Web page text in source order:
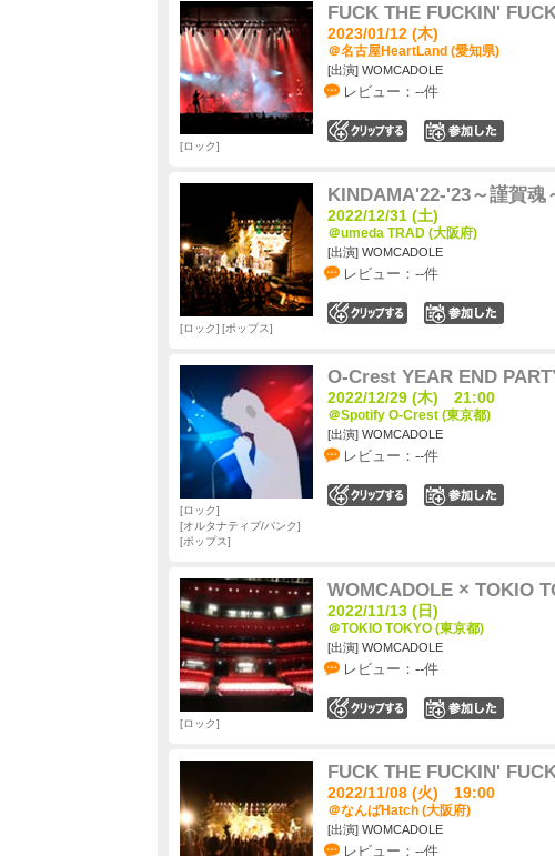
FUCK THE FUCKIN'
2023/01/12 (木)
＠名古屋HeartLand (愛知県)
[出演] WOMCADOLE
レビュー：--件
ロック
KINDAMA'22-'23～謹賀魂
2022/12/31 (土)
＠umeda TRAD (大阪府)
[出演] WOMCADOLE
レビュー：--件
ロック ポップス
O-Crest YEAR END
2022/12/29 (木) 21:00
＠Spotify O-Crest (東京都)
[出演] WOMCADOLE
レビュー：--件
ロック
オルタナティブ/パンク
ポップス
WOMCADOLE × TOKIO
2022/11/13 (日)
＠TOKIO TOKYO (東京都)
[出演] WOMCADOLE
レビュー：--件
ロック
FUCK THE FUCKIN'
2022/11/08 (火) 19:00
＠なんばHatch (大阪府)
[出演] WOMCADOLE
レビュー：--件